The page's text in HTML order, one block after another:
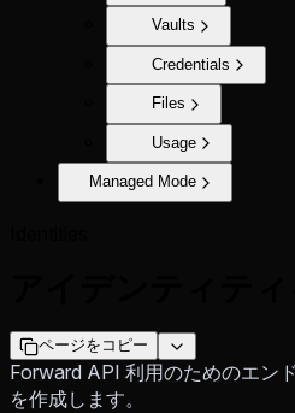
Vaults
Credentials
Files
Usage
Managed Mode
ページをコピー
Forward API 利用のためのエン
を作成します。